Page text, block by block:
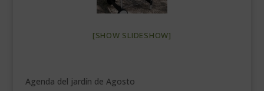
___________________________
[SHOW SLIDESHOW]
Agenda del jardín de Agosto